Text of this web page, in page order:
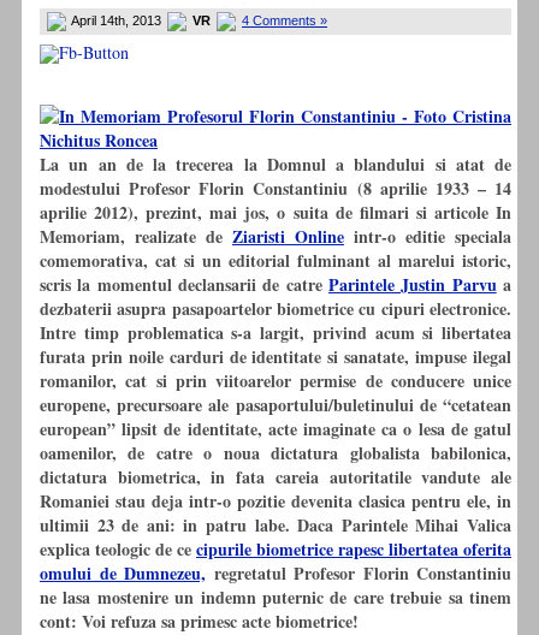
April 14th, 2013 VR 4 Comments »
La un an de la trecerea la Domnul a blandului si atat de
modestului Profesor Florin Constantiniu (8 aprilie 1933 – 14
aprilie 2012), prezint, mai jos, o suita de filmari si articole In
Memoriam, realizate de Ziaristi Online intr-o editie speciala
comemorativa, cat si un editorial fulminant al marelui istoric,
scris la momentul declansarii de catre Parintele Justin Parvua
dezbaterii asupra pasapoartelor biometrice cu cipuri electronice.
Intre timp problematica s-a largit, privind acum si libertatea
furata prin noile carduri de identitate si sanatate, impuse ilegal
romanilor, cat si prin viitoarelor permise de conducere unice
europene, precursoare ale pasaportului/buletinului de “cetatean
european” lipsit de identitate, acte imaginate ca o lesa de gatul
oamenilor, de catre o noua dictatura globalista babilonica,
dictatura biometrica, in fata careia autoritatile vandute ale
Romaniei stau deja intr-o pozitie devenita clasica pentru ele, in
ultimii 23 de ani: in patru labe. Daca Parintele Mihai Valica
explica teologic de cecipurile biometrice rapesc libertatea oferita
omului de Dumnezeu, regretatul Profesor Florin Constantiniu
ne lasa mostenire un indemn puternic de care trebuie sa tinem
cont: Voi refuza sa primesc acte biometrice!